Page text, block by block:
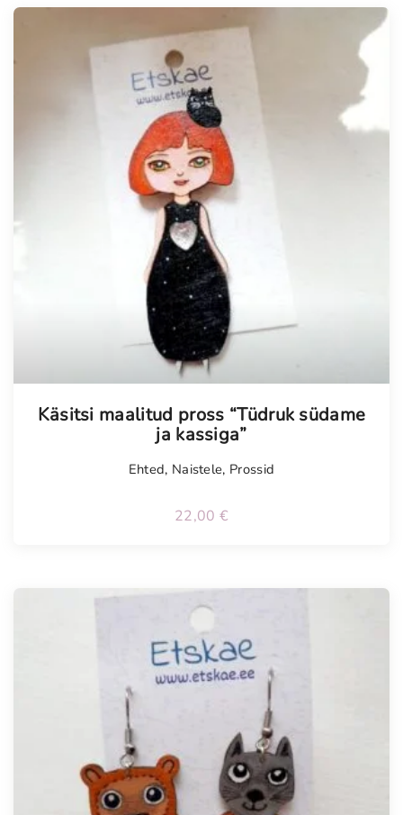
Käsitsi maalitud pross “Tüdruk südame
ja kassiga”
Ehted, Naistele, Prossid
22,00 €